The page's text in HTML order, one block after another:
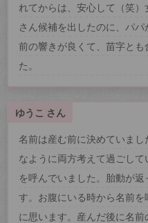
れてからは、安心して（笑
さん候補を出したのに、パ
前の響きが良くて、苗字と
た。
ゆうこ さん
名前は産む前に決めていま
なように両方考えて過ごし
を呼んでいました。胎動が
す。お腹にいる時から名前
に思います。産んだ後に名